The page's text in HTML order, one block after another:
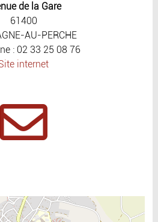
de la Gare
61400
AU-PERCHE
: 02 33 25 08 76
internet